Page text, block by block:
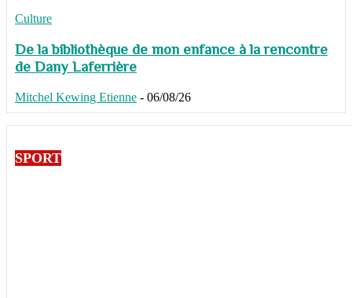
Culture
De la bibliothèque de mon enfance à la rencontre
de Dany Laferrière
Mitchel Kewing Etienne - 06/08/26
SPORT